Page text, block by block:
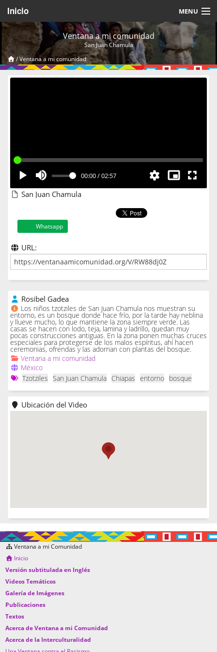
Inicio MENU
Acerca de
Videos Temáticos
Cerrar Sesión
Ventana a mi comunidad
San Juan Chamula
/Ventana a mi comunidad
00:00/02:57
San Juan Chamula
Whatsapp
URL:
Rosibel Gadea
Los niños tzotziles de San Juan Chamula nos muestran su
entorno, es un bosque donde hace frío, por la tarde hay neblina
y llueve mucho, lo que mantiene la zona siempre verde. Las
casas se hacen con lodo, teja, lamina y ladrillo, quedan muy
pocas construcciones antiguas. En la zona ponen muchas cruces
especiales para protegerse de los malos espíritus, ahí hacen
ceremonias, ofrendas y las adornan con plantas del bosque.
Ventana a mi comunidad
México
Tzotziles
San Juan Chamula Chiapas entorno bosque
Ubicación del Video
Ventana a mi Comunidad
Inicio
Versión subtitulada en Inglés
Videos Temáticos
Galería de Imágenes
Publicaciones
Textos
Acerca de Ventana a mi Comunidad
Acerca de la Interculturalidad